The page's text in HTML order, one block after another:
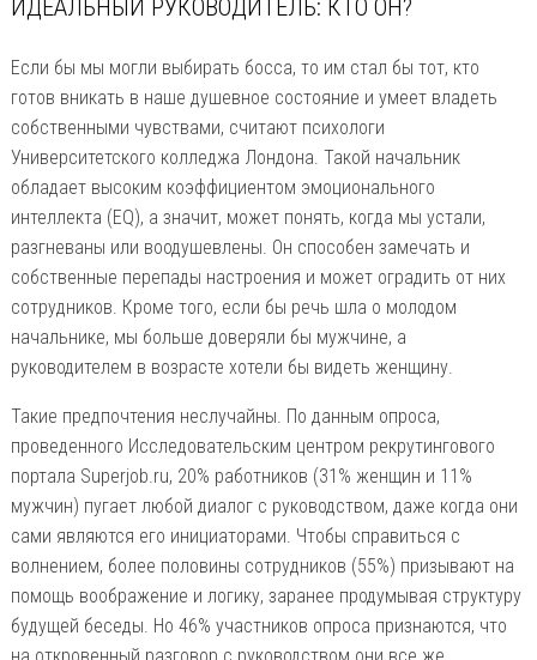
ИДЕАЛЬНЫЙ РУКОВОДИТЕЛЬ: КТО ОН?
Если бы мы могли выбирать босса, то им стал бы тот, кто
готов вникать в наше душевное состояние и умеет владеть
собственными чувствами, считают психологи
Университетского колледжа Лондона. Такой начальник
обладает высоким коэффициентом эмоционального
интеллекта (EQ), а значит, может понять, когда мы устали,
разгневаны или воодушевлены. Он способен замечать и
собственные перепады настроения и может оградить от них
сотрудников. Кроме того, если бы речь шла о молодом
начальнике, мы больше доверяли бы мужчине, а
руководителем в возрасте хотели бы видеть женщину.
Такие предпочтения неслучайны. По данным опроса,
проведенного Исследовательским центром рекрутингового
портала Superjob.ru, 20% работников (31% женщин и 11%
мужчин) пугает любой диалог с руководством, даже когда они
сами являются его инициаторами. Чтобы справиться с
волнением, более половины сотрудников (55%) призывают на
помощь воображение и логику, заранее продумывая структуру
будущей беседы. Но 46% участников опроса признаются, что
на откровенный разговор с руководством они все же